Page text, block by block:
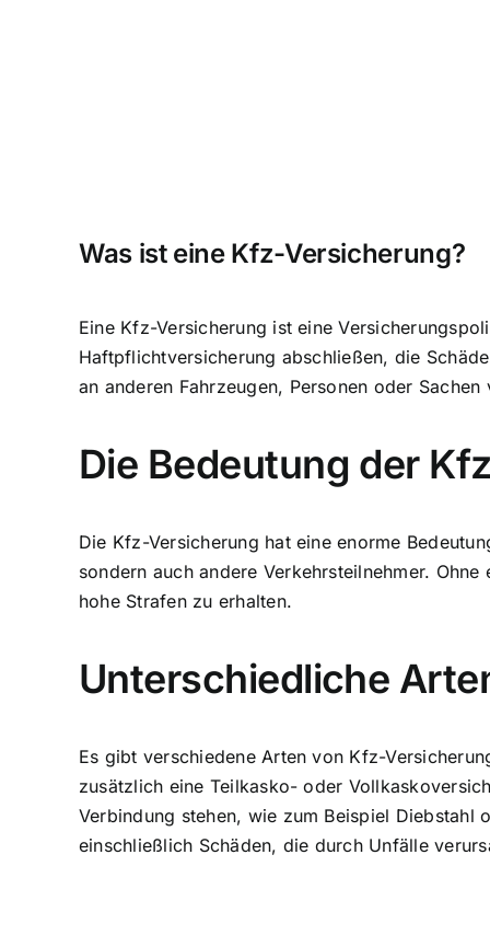
Was ist eine Kfz-Versicherung?
Eine Kfz-Versicherung ist eine
Haftpflichtversicherung abschließen, die
an anderen Fahrzeugen, Personen oder
Die Bedeutung der
Die Kfz-Versicherung hat eine enorme
sondern auch andere Verkehrsteilnehmer.
hohe Strafen zu erhalten.
Unterschiedliche
Es gibt verschiedene Arten von Kfz-
zusätzlich eine Teilkasko- oder
Verbindung stehen, wie zum Beispiel Diebstahl
einschließlich Schäden, die durch Unfälle